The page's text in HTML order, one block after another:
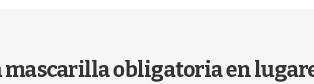
mascarilla obligatoria en